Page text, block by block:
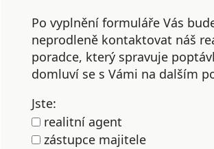
Po vyplnění formuláře Vás
neprodleně kontaktovat náš
poradce, který spravuje
domluví se s Vámi na dalším
Jste:
realitní agent
zástupce majitele